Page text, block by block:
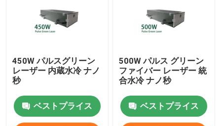
450W パルスグリーン
レーザー 内蔵水冷 ナノ
秒
ベストプライス
500W パルス グリーン
ファイバー レーザー 統
合水冷 ナノ秒
ベストプライス